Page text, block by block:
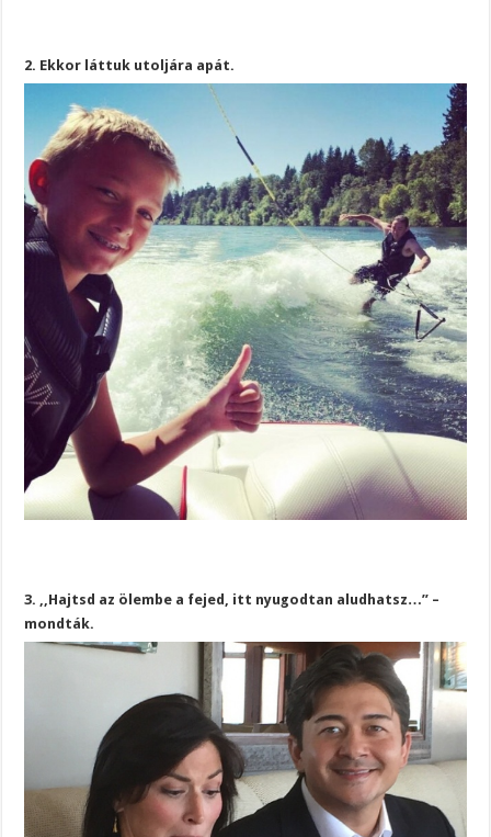
2. Ekkor láttuk utoljára apát.
3. ,,Hajtsd az ölembe a fejed, itt nyugodtan aludhatsz…” –
mondták.